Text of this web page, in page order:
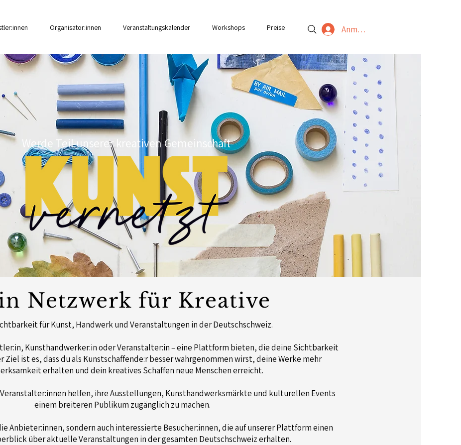
Organisator:innen Veranstaltungskalender Workshops Preise Anmelden
Werde Teil unserer kreativen Gemeinschaft
Netzwerk für Kreative
für Kunst, Handwerk und Veranstaltungen in der Deutschschweiz.
Kunsthandwerker:in oder Veranstalter:in – eine Plattform bieten, die deine Sichtbarkeit
ist es, dass du als Kunstschaffende:r besser wahrgenommen wirst, deine Werke mehr
erhalten und dein kreatives Schaffen neue Menschen erreicht.
helfen, ihre Ausstellungen, Kunsthandwerksmärkte und kulturellen Events
einem breiteren Publikum zugänglich zu machen.
Anbieter:innen, sondern auch interessierte Besucher:innen, die auf unserer Plattform einen
über aktuelle Veranstaltungen in der gesamten Deutschschweiz erhalten.